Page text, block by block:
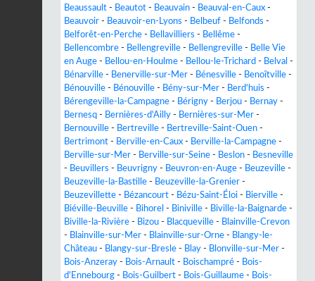
Beaussault - Beautot - Beauvain - Beauval-en-Caux -
Beauvoir - Beauvoir-en-Lyons - Belbeuf - Belfonds -
Belforêt-en-Perche - Bellavilliers - Bellême -
Bellencombre - Bellengreville - Bellengreville - Belle Vie
en Auge - Bellou-en-Houlme - Bellou-le-Trichard - Belval -
Bénarville - Benerville-sur-Mer - Bénesville - Benoîtville -
Bénouville - Bénouville - Bény-sur-Mer - Berd'huis -
Bérengeville-la-Campagne - Bérigny - Berjou - Bernay -
Bernesq - Bernières-d'Ailly - Bernières-sur-Mer -
Bernouville - Bertreville - Bertreville-Saint-Ouen -
Bertrimont - Berville-en-Caux - Berville-la-Campagne -
Berville-sur-Mer - Berville-sur-Seine - Beslon - Besneville
- Beuvillers - Beuvrigny - Beuvron-en-Auge - Beuzeville -
Beuzeville-la-Bastille - Beuzeville-la-Grenier -
Beuzevillette - Bézancourt - Bézu-Saint-Éloi - Bierville -
Biéville-Beuville - Bihorel - Biniville - Biville-la-Baignarde -
Biville-la-Rivière - Bizou - Blacqueville - Blainville-Crevon
- Blainville-sur-Mer - Blainville-sur-Orne - Blangy-le-
Château - Blangy-sur-Bresle - Blay - Blonville-sur-Mer -
Bois-Anzeray - Bois-Arnault - Boischampré - Bois-
d'Ennebourg - Bois-Guilbert - Bois-Guillaume - Bois-